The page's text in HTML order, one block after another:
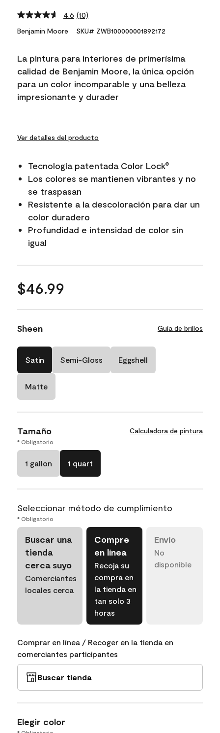
4.6 Read
10
Reviews.
link.
(10)
Benjamin Moore SKU# ZWB100000001892172
La pintura para interiores de primerísima
calidad de Benjamin Moore, la única opción
para un color incomparable y una belleza
impresionante y durader
Ver detalles del producto
Tecnología patentada Color Lock®
Los colores se mantienen vibrantes y no
se traspasan
Resistente a la descoloración para dar un
color duradero
Profundidad e intensidad de color sin
igual
$46.99
Sheen Guía de brillos
Satin Semi-Gloss Eggshell
Matte
Tamaño Calculadora de pintura
* Obligatorio
1 gallon 1 quart
Seleccionar método de cumplimiento
* Obligatorio
Buscar una
tienda
cerca suyo
Comerciantes
locales cerca
Compre
en línea
Recoja su
compra en
la tienda en
tan solo 3
horas
Envío
No
disponible
Comprar en línea / Recoger en la tienda en
comerciantes participantes
Buscar tienda
Elegir color